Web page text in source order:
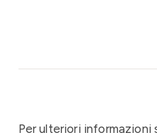
Per ulteriori